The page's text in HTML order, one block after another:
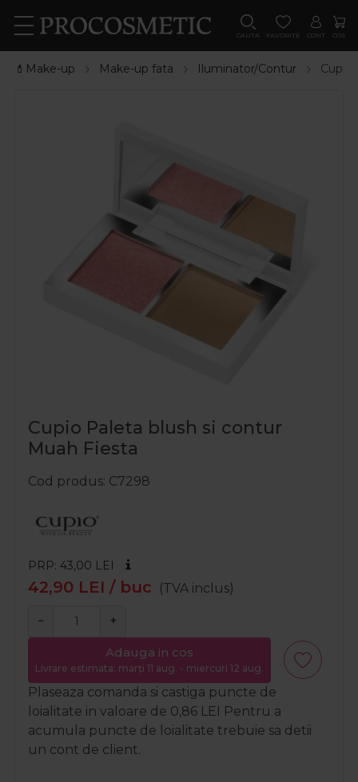
CAUTA FAVORITE CONT COS
💄Make-up Make-up fata Iluminator/Contur Cupio
Cupio Paleta blush si contur
Muah Fiesta
Cod produs C7298
PRP: 43,00 LEI
42,90 LEI / buc (TVA inclus)
− +
Adauga in cos
Livrare estimata: marți 11 aug. - miercuri 12 aug.
Plaseaza comanda si castiga puncte de
loialitate in valoare de 0,86 LEI Pentru a
acumula puncte de loialitate trebuie sa detii
un cont de client.